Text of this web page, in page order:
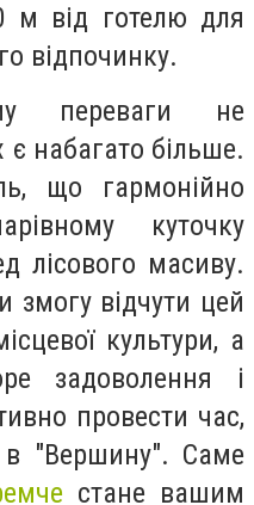
м від готелю для
відпочинку.
переваги не
набагато більше.
що гармонійно
куточку
лісового масиву.
змогу відчути цей
культури, а
задоволення і
провести час,
в "Вершину". Саме
стане вашим